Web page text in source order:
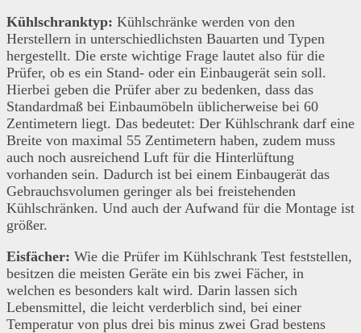
Kühlschranktyp: Kühlschränke werden von den
Herstellern in unterschiedlichsten Bauarten und Typen
hergestellt. Die erste wichtige Frage lautet also für die
Prüfer, ob es ein Stand- oder ein Einbaugerät sein soll.
Hierbei geben die Prüfer aber zu bedenken, dass das
Standardmaß bei Einbaumöbeln üblicherweise bei 60
Zentimetern liegt. Das bedeutet: Der Kühlschrank darf eine
Breite von maximal 55 Zentimetern haben, zudem muss
auch noch ausreichend Luft für die Hinterlüftung
vorhanden sein. Dadurch ist bei einem Einbaugerät das
Gebrauchsvolumen geringer als bei freistehenden
Kühlschränken. Und auch der Aufwand für die Montage ist
größer.
Eisfächer: Wie die Prüfer im Kühlschrank Test feststellen,
besitzen die meisten Geräte ein bis zwei Fächer, in
welchen es besonders kalt wird. Darin lassen sich
Lebensmittel, die leicht verderblich sind, bei einer
Temperatur von plus drei bis minus zwei Grad bestens